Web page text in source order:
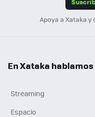
Apoya a Xataka
En Xataka hablamos
Streaming
Espacio